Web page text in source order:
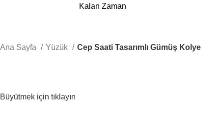
Kalan Zaman
Ana Sayfa Yüzük Cep Saati Tasarımlı Gümüş Kolye
Büyütmek için tıklayın